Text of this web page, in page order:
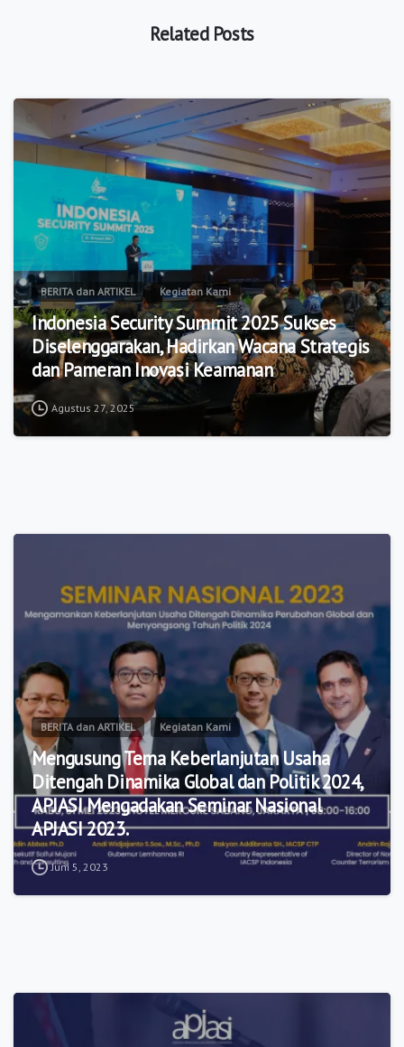
Related Posts
12
BERITA dan ARTIKEL Kegiatan Kami
Indonesia Security Summit 2025 Sukses
Diselenggarakan, Hadirkan Wacana Strategis
dan Pameran Inovasi Keamanan
Agustus 27, 2025
BERITA dan ARTIKEL Kegiatan Kami
Mengusung Tema Keberlanjutan Usaha
Ditengah Dinamika Global dan Politik 2024,
APJASI Mengadakan Seminar Nasional
APJASI 2023.
Juni 5, 2023